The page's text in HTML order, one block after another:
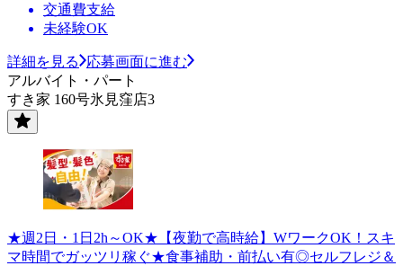
交通費支給
未経験OK
詳細を見る
応募画面に進む
アルバイト・パート
すき家 160号氷見窪店3
★週2日・1日2h～OK★【夜勤で高時給】WワークOK！スキ
マ時間でガッツリ稼ぐ★食事補助・前払い有◎セルフレジ＆